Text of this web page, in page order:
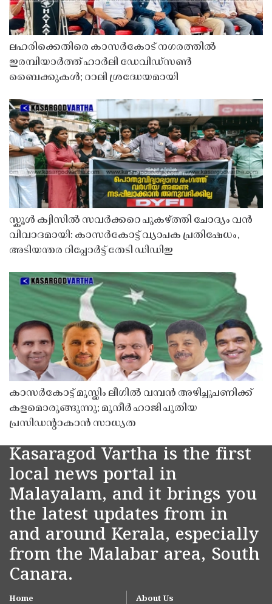
ലഹരിക്കെതിരെ കാസർകോട് നഗരത്തിൽ
ഇരമ്പിയാർത്ത് ഹാർലി ഡേവിഡ്‌സൺ
ബൈക്കുകൾ; റാലി ശ്രദ്ധേയമായി
സ്കൂൾ ക്വിസിൽ സവർക്കറെ പുകഴ്ത്തി ചോദ്യം വൻ
വിവാദമായി: കാസർകോട്ട് വ്യാപക പ്രതിഷേധം,
അടിയന്തര റിപ്പോർട്ട് തേടി ഡിഡിഇ
കാസർകോട്ട് മുസ്ലിം ലീഗിൽ വമ്പൻ അഴിച്ചുപണിക്ക്
കളമൊരുങ്ങുന്നു; മുനീർ ഹാജി പുതിയ
പ്രസിഡൻ്റാകാൻ സാധ്യത
Kasaragod Vartha is the first
local news portal in
Malayalam, and it brings you
the latest updates from in
and around Kerala, especially
from the Malabar area, South
Canara.
Home About Us